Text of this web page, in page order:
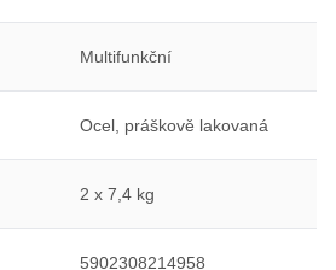
Multifunkční
Ocel, práškově lakovaná
2 x 7,4 kg
5902308214958